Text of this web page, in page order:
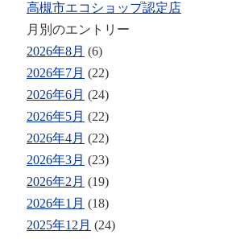
高槻市エコショップ認定店
月別のエントリー
2026年8月 (6)
2026年7月 (22)
2026年6月 (24)
2026年5月 (22)
2026年4月 (22)
2026年3月 (23)
2026年2月 (19)
2026年1月 (18)
2025年12月 (24)